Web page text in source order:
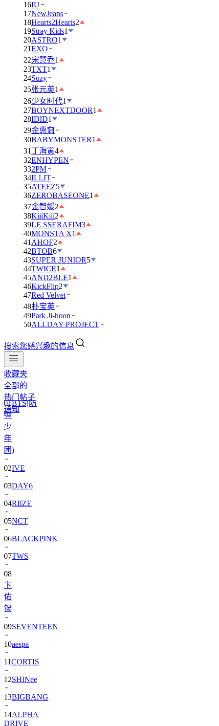
16IU
17NewJeans
18Hearts2Hearts2
19Stray Kids1
20ASTRO1
21EXO
22宋慧乔1
23TXT1
24Suzy
25张元英1
26少女时代1
27BOYNEXTDOOR1
28IDID1
29金惠奫
30BABYMONSTER1
31 丁海寅4
32ENHYPEN
332PM
34ILLIT
35ATEEZ5
36ZEROBASEONE1
37金智媛2
38KiiiKiii2
39LE SSERAFIM3
40MONSTA X1
41 AHOF2
42BTOB6
43SUPER JUNIOR5
44TWICE1
45AND2BLE1
46KickFlip2
47Red Velvet
48朴宝英
49Park Ji-hoon
50ALLDAY PROJECT
搜索您感兴趣的信息
收藏夹
全部的
热门帖子
通知
01BTS(防
弹
少
年
团)
02IVE
03DAY6
04RIIZE
05NCT
06BLACKPINK
07TWS
08
卞
佑
锡
09SEVENTEEN
10aespa
11CORTIS
12SHINee
13BIGBANG
14ALPHA
DRIVE